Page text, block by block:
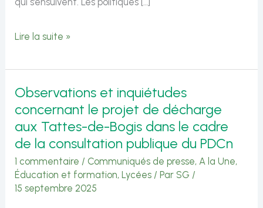
Intervention
Bony
sur
l’expérimentation
de
brigades
Lire la suite »
Observations et inquiétudes
concernant le projet de décharge
aux Tattes-de-Bogis dans le cadre
de la consultation publique du PDCn
1 commentaire / Communiqués de presse,A la Une,
Éducation et formation,Lycées / Par SG /
15 septembre 2025